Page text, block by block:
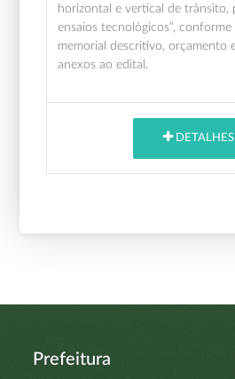
horizontal e vertical de trânsito,
ensaios tecnológicos”,
memorial descritivo, orçamento
anexos ao edital.
DETALHES
Prefeitura